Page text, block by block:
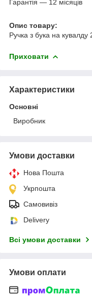
Гарантія — 12 місяців
Опис товару:
Ручка з бука на кувалду
Приховати
Характеристики
Основні
Виробник
Умови доставки
Нова Пошта
Укрпошта
Самовивіз
Delivery
Всі умови доставки
Умови оплати